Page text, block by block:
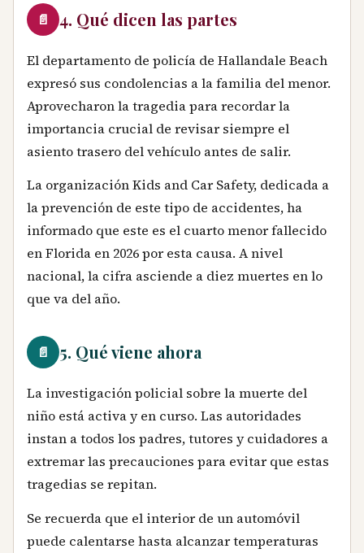
📄 4. Qué dicen las partes
El departamento de policía de Hallandale Beach
expresó sus condolencias a la familia del menor.
Aprovecharon la tragedia para recordar la
importancia crucial de revisar siempre el
asiento trasero del vehículo antes de salir.
La organización Kids and Car Safety, dedicada a
la prevención de este tipo de accidentes, ha
informado que este es el cuarto menor fallecido
en Florida en 2026 por esta causa. A nivel
nacional, la cifra asciende a diez muertes en lo
que va del año.
📄 5. Qué viene ahora
La investigación policial sobre la muerte del
niño está activa y en curso. Las autoridades
instan a todos los padres, tutores y cuidadores a
extremar las precauciones para evitar que estas
tragedias se repitan.
Se recuerda que el interior de un automóvil
puede calentarse hasta alcanzar temperaturas